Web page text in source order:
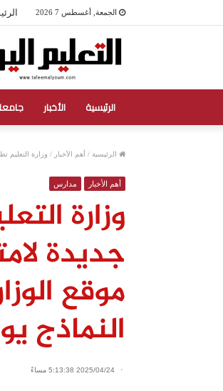
الجمعة, أغسطس 7 2026
الرئيسية الأخبار
الرئيسية / أهم الأخبار / وزارة التعليم
أهم الأخبار مدارس
وزارة
جديدة
موقع
النماذج
2025/04/24 5:13:38 مساءً